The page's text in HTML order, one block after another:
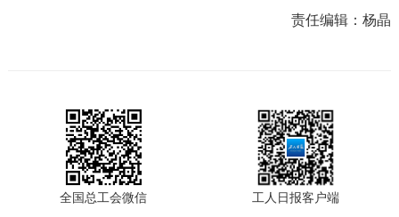
责任编辑：杨晶
全国总工会微信 工人日报客户端